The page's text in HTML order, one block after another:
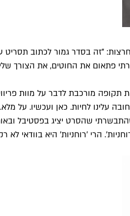
"זה בסדר גמור לכתוב
פתאום את החוטים, את הצורך
מורכבת לדבר על מוות
עלינו לחיות. כאן ועכשיו. על מלא.
שהסרט יציג בפסטיבל
הרי 'רוחניות' היא בוודאי לא